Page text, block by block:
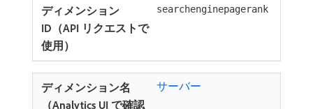
searchenginepagerank
サーバー